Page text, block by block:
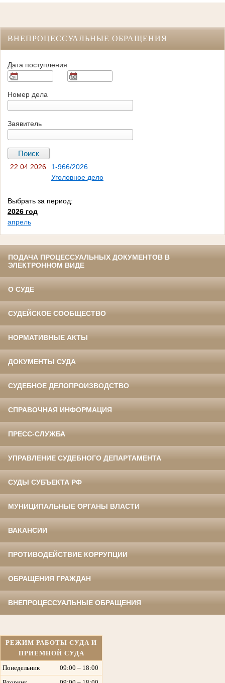
ВНЕПРОЦЕССУАЛЬНЫЕ ОБРАЩЕНИЯ
Дата поступления
Номер дела
Заявитель
22.04.2026
1-966/2026
Уголовное дело
Выбрать за период:
2026 год
апрель
ПОДАЧА ПРОЦЕССУАЛЬНЫХ ДОКУМЕНТОВ В
ЭЛЕКТРОННОМ ВИДЕ
О СУДЕ
СУДЕЙСКОЕ СООБЩЕСТВО
НОРМАТИВНЫЕ АКТЫ
ДОКУМЕНТЫ СУДА
СУДЕБНОЕ ДЕЛОПРОИЗВОДСТВО
СПРАВОЧНАЯ ИНФОРМАЦИЯ
ПРЕСС-СЛУЖБА
УПРАВЛЕНИЕ СУДЕБНОГО ДЕПАРТАМЕНТА
СУДЫ СУБЪЕКТА РФ
МУНИЦИПАЛЬНЫЕ ОРГАНЫ ВЛАСТИ
ВАКАНСИИ
ПРОТИВОДЕЙСТВИЕ КОРРУПЦИИ
ОБРАЩЕНИЯ ГРАЖДАН
ВНЕПРОЦЕССУАЛЬНЫЕ ОБРАЩЕНИЯ
РЕЖИМ РАБОТЫ СУДА И
ПРИЕМНОЙ СУДА
Понедельник
09:00 – 18:00